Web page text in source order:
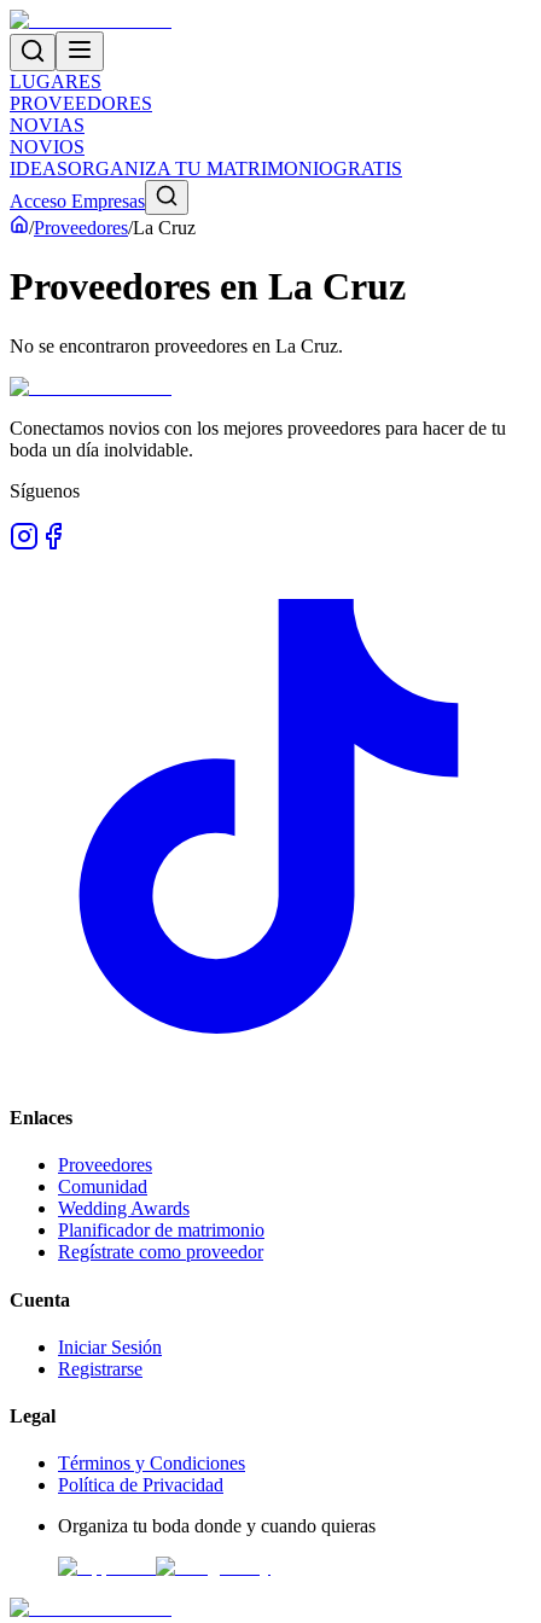
LUGARES
PROVEEDORES
NOVIAS
NOVIOS
IDEASORGANIZA TU MATRIMONIOGRATIS
Acceso Empresas
/Proveedores/La Cruz
Proveedores en La Cruz
No se encontraron proveedores en La Cruz.
Conectamos novios con los mejores proveedores para hacer de tu
boda un día inolvidable.
Síguenos
Enlaces
Proveedores
Comunidad
Wedding Awards
Planificador de matrimonio
Regístrate como proveedor
Cuenta
Iniciar Sesión
Registrarse
Legal
Términos y Condiciones
Política de Privacidad
Organiza tu boda donde y cuando quieras